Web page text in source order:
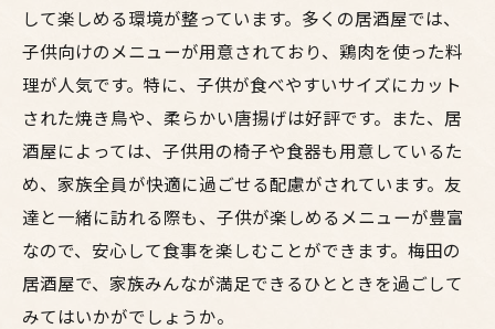
して楽しめる環境が整っています。多くの居酒屋では、
子供向けのメニューが用意されており、鶏肉を使った料
理が人気です。特に、子供が食べやすいサイズにカット
された焼き鳥や、柔らかい唐揚げは好評です。また、居
酒屋によっては、子供用の椅子や食器も用意しているた
め、家族全員が快適に過ごせる配慮がされています。友
達と一緒に訪れる際も、子供が楽しめるメニューが豊富
なので、安心して食事を楽しむことができます。梅田の
居酒屋で、家族みんなが満足できるひとときを過ごして
みてはいかがでしょうか。